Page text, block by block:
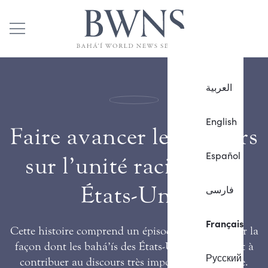
العربية
English
Español
فارسی
Français
Русский
Faire avancer le discours
sur l’unité raciale aux
États-Unis
Cette histoire comprend un épisode de podcast sur la
façon dont les bahá’ís des États-Unis apprennent à
contribuer au discours très important sur la race.